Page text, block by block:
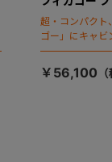
超・コンパクト
ゴー」にキャビ
￥56,100